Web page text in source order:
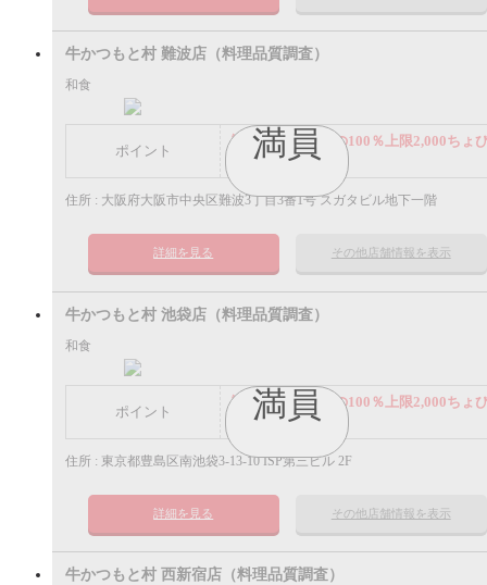
満員
牛かつもと村 難波店（料理品質調査）
和食
ポイント
謝礼： 飲食代金の100％上限2,000ちょ
ポイント
住所 : 大阪府大阪市中央区難波3丁目3番1号 スガタビル地下一階
詳細を見る その他店舗情報を表示
満員
牛かつもと村 池袋店（料理品質調査）
和食
ポイント
謝礼： 飲食代金の100％上限2,000ちょ
ポイント
住所 : 東京都豊島区南池袋3-13-10 ISP第三ビル 2F
詳細を見る その他店舗情報を表示
牛かつもと村 西新宿店（料理品質調査）